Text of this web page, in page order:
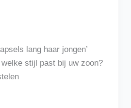
lang haar jongen’
stijl past bij uw zoon?